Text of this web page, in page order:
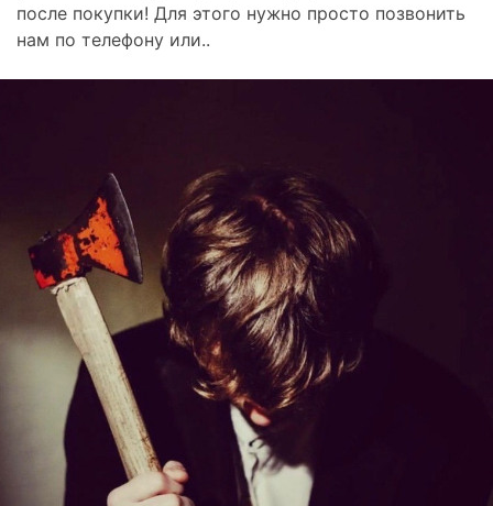
после покупки! Для этого нужно просто позвонить
нам по телефону или..